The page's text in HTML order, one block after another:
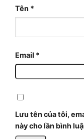
Tên *
Email *
Lưu tên của tôi,
này cho lần bình